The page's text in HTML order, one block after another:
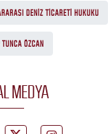
DENIZ TICARETI HUKUKU
TUNCA ÖZCAN
MEDYA